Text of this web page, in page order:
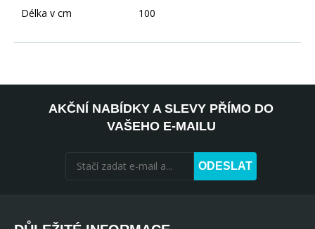
Délka v cm 100
AKČNÍ NABÍDKY A SLEVY PŘÍMO DO
VAŠEHO E-MAILU
ODESLAT